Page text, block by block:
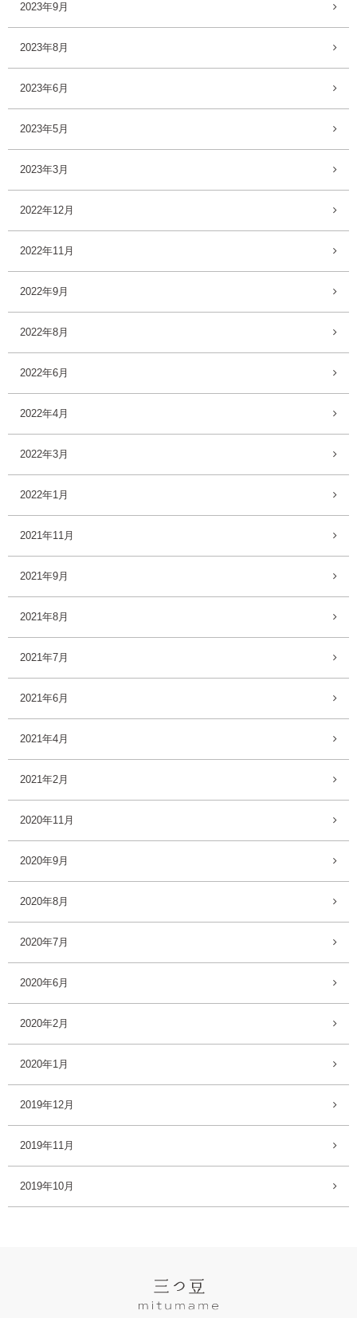
2023年9月
2023年8月
2023年6月
2023年5月
2023年3月
2022年12月
2022年11月
2022年9月
2022年8月
2022年6月
2022年4月
2022年3月
2022年1月
2021年11月
2021年9月
2021年8月
2021年7月
2021年6月
2021年4月
2021年2月
2020年11月
2020年9月
2020年8月
2020年7月
2020年6月
2020年2月
2020年1月
2019年12月
2019年11月
2019年10月